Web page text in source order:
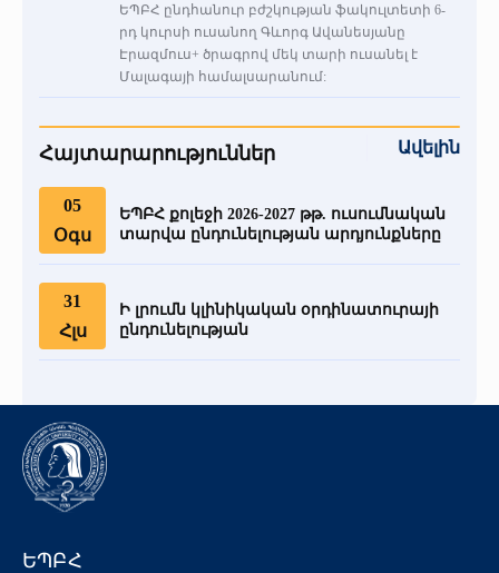
ԵՊԲՀ ընդհանուր բժշկության ֆակուլտետի 6-
րդ կուրսի ուսանող Գևորգ Ավանեսյանը
Էրազմուս+ ծրագրով մեկ տարի ուսանել է
Մալագայի համալսարանում:
Հայտարարություններ Ավելին
05
Օգս
ԵՊԲՀ քոլեջի 2026-2027 թթ. ուսումնական
տարվա ընդունելության արդյունքները
31
Հլս
Ի լրումն կլինիկական օրդինատուրայի
ընդունելության
ԵՊԲՀ